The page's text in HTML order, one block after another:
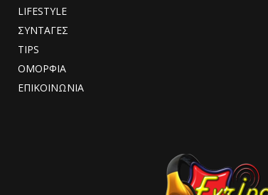
LIFESTYLE
ΣΥΝΤΑΓΕΣ
TIPS
ΟΜΟΡΦΙΑ
ΕΠΙΚΟΙΝΩΝΙΑ